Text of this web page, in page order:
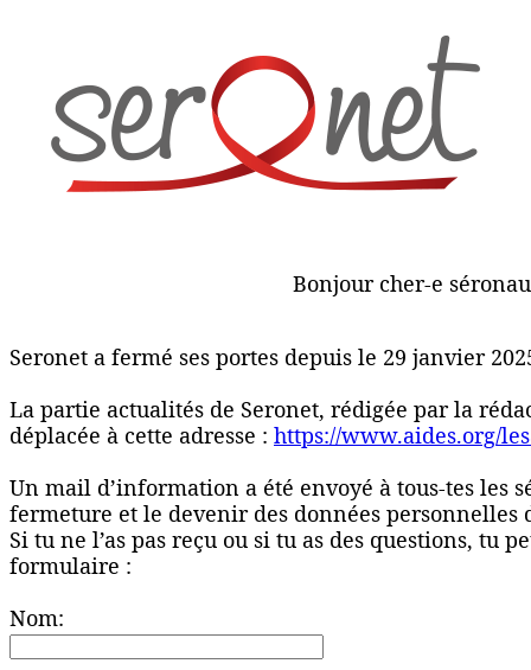
Bonjour cher-e
Seronet a fermé ses portes depuis le 29 janvier
La partie actualités de Seronet, rédigée par la
déplacée à cette adresse : https://www.aides.org/
Un mail d’information a été envoyé à tous-tes les
fermeture et le devenir des données personnelles
Si tu ne l’as pas reçu ou si tu as des questions, tu
formulaire :
Nom: